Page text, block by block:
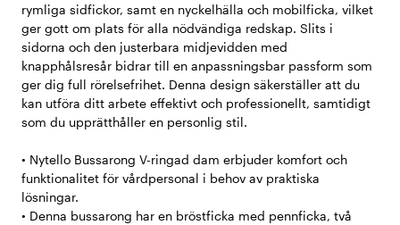
rymliga sidfickor, samt en nyckelhälla och mobilficka, vilket
ger gott om plats för alla nödvändiga redskap. Slits i
sidorna och den justerbara midjevidden med
knapphålsresår bidrar till en anpassningsbar passform som
ger dig full rörelsefrihet. Denna design säkerställer att du
kan utföra ditt arbete effektivt och professionellt, samtidigt
som du upprätthåller en personlig stil.
• Nytello Bussarong V-ringad dam erbjuder komfort och
funktionalitet för vårdpersonal i behov av praktiska
lösningar.
• Denna bussarong har en bröstficka med pennficka, två